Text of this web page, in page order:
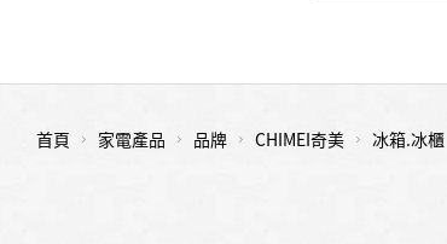
首頁 家電產品 品牌 CHIMEI奇美 冰箱.冰櫃